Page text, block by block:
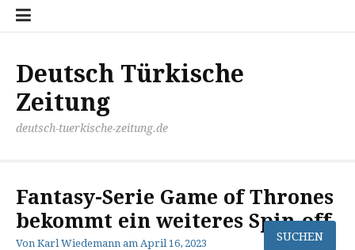
Zum
Inhalt
Deutsch Türkische
Zeitung
deutsch-tuerkische-zeitung.de
Fantasy-Serie Game of Thrones
bekommt ein weiteres Spin-off
Von Karl Wiedemann am April 16, 2023